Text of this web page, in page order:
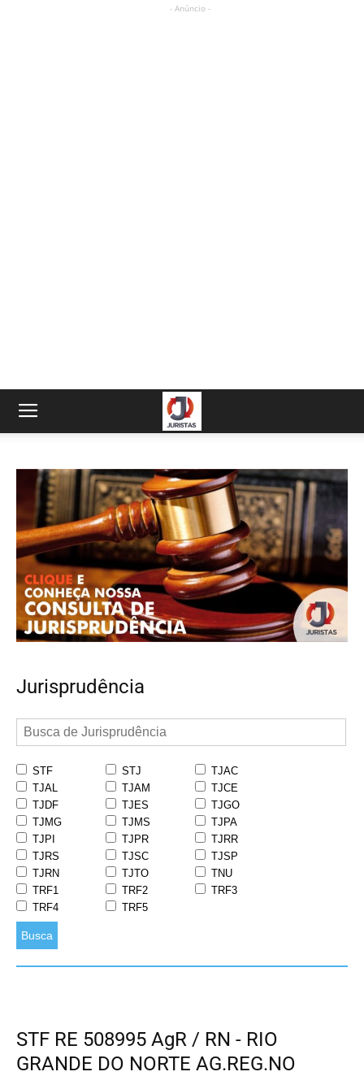
- Anúncio -
Jurisprudência
STF STJ
TJAC
TJAL
TJAM
TJCE
TJDF
TJES
TJGO
TJMG
TJMS
TJPA
TJPI
TJPR
TJRR
TJRS
TJSC
TJSP
TJRN
TJTO
TNU
TRF1
TRF2
TRF3
TRF4
TRF5
Busca
STF RE 508995 AgR / RN - RIO
GRANDE DO NORTE AG.REG.NO